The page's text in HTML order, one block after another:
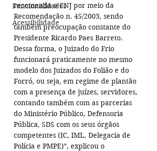
Funcionalidades
Acessibilidade
recomenda o CNJ por meio da
Recomendação n. 45/2003, sendo
também preocupação constante do
Presidente Ricardo Paes Barreto.
Dessa forma, o Juizado do Frio
funcionará praticamente no mesmo
modelo dos Juizados do Folião e do
Forró, ou seja, em regime de plantão
com a presença de juízes, servidores,
contando também com as parcerias
do Ministério Público, Defensoria
Pública, SDS com os seus órgãos
competentes (IC, IML, Delegacia de
Polícia e PMPE)”, explicou o